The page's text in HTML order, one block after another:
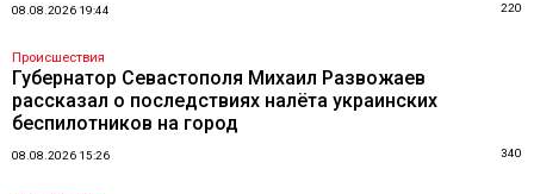
08.08.2026 19:44 220
Происшествия
Губернатор Севастополя Михаил Развожаев
рассказал о последствиях налёта украинских
беспилотников на город
08.08.2026 15:26 340